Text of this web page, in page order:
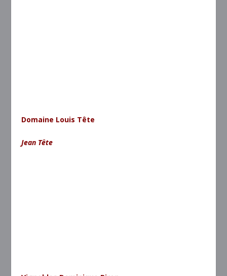
Domaine Louis Tête
Jean Tête